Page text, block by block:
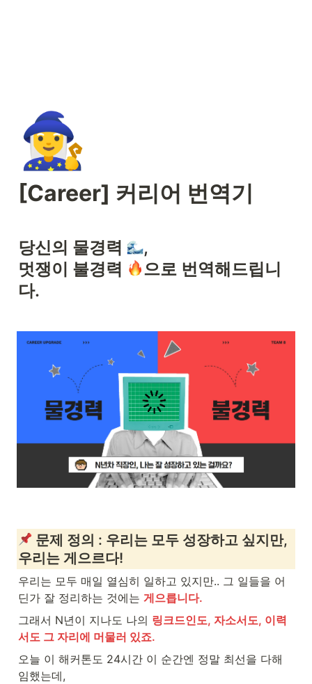
🧙‍♀️
[Career] 커리어 번역기
당신의 물경력
,
멋쟁이 불경력
으로 번역해드립니
다.
문제 정의 : 우리는 모두 성장하고 싶지만,
우리는 게으르다!
우리는 모두 매일 열심히 일하고 있지만.. 그 일들을 어
딘가 잘 정리하는 것에는 게으릅니다.
그래서 N년이 지나도 나의 링크드인도, 자소서도, 이력
서도 그 자리에 머물러 있죠.
오늘 이 해커톤도 24시간 이 순간엔 정말 최선을 다해
임했는데,